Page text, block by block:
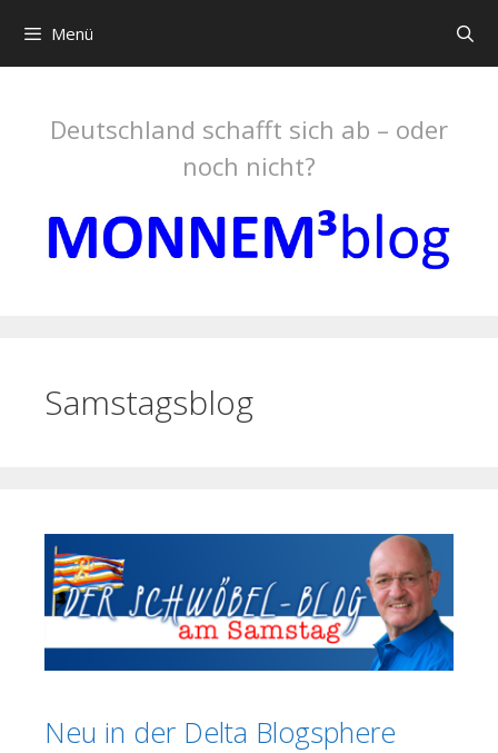
zum
Inhalt
Menü
Deutschland schafft sich ab – oder
noch nicht?
Samstagsblog
Neu in der Delta Blogsphere